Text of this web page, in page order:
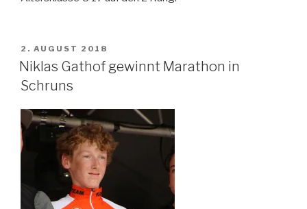
VERÖFFENTLICHT
AM
2. AUGUST 2018
Niklas Gathof gewinnt Marathon in
Schruns